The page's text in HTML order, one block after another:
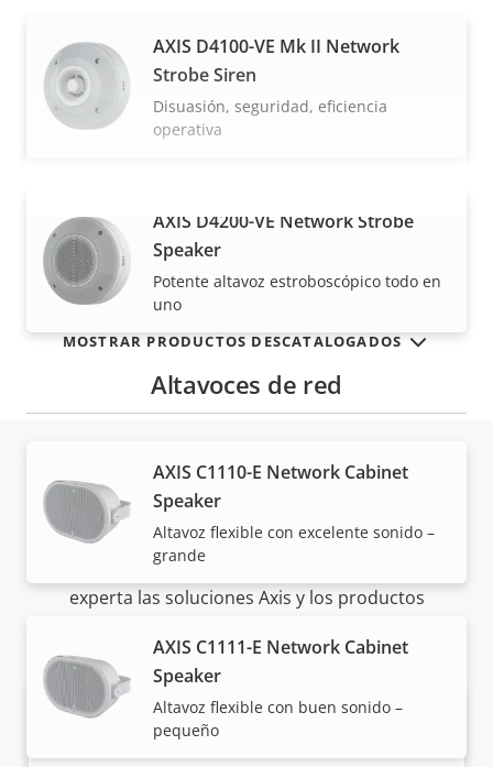
VISUALIZAR MÁS
AXIS D4100-VE Mk II Network
Strobe Siren
Disuasión, seguridad, eficiencia
operativa
AXIS D4200-VE Network Strobe
Speaker
Potente altavoz estroboscópico todo en
uno
Altavoces de red
AXIS C1110-E Network Cabinet
Speaker
Altavoz flexible con excelente sonido –
grande
AXIS C1111-E Network Cabinet
Speaker
Altavoz flexible con buen sonido –
pequeño
MOSTRAR PRODUCTOS DESCATALOGADOS
Cómo comprar
Nuestros socios fiables venden e instalan de forma
experta las soluciones Axis y los productos